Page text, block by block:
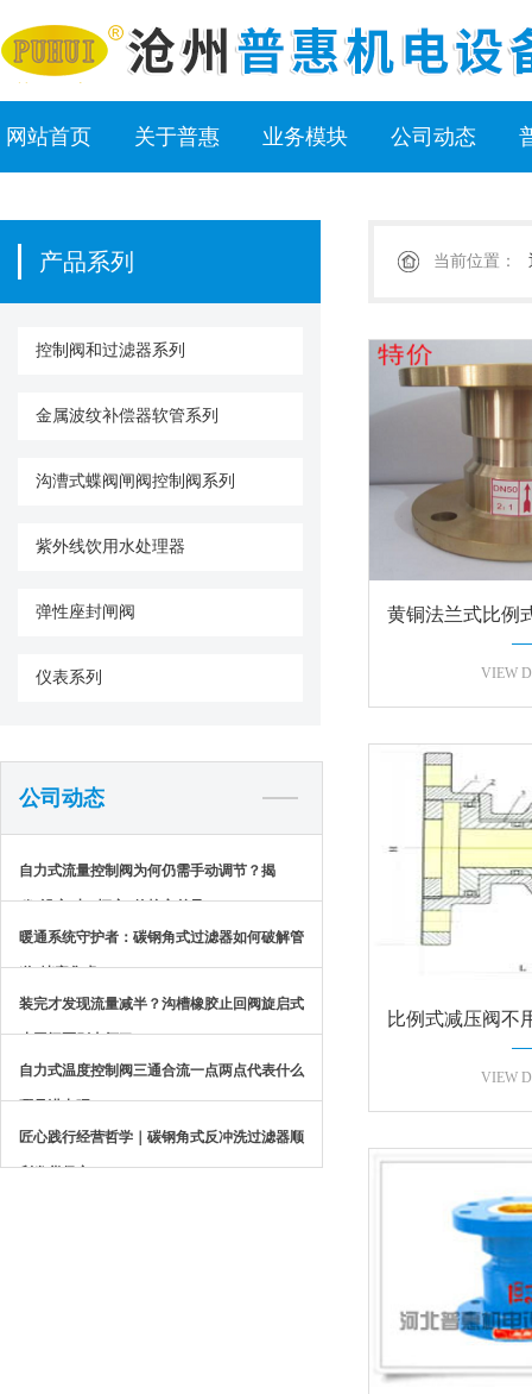
网站首页 关于普惠 业务模块 公司动态
产品系列
控制阀和过滤器系列
金属波纹补偿器软管系列
沟漕式蝶阀闸阀控制阀系列
紫外线饮用水处理器
弹性座封闸阀
仪表系列
公司动态
自力式流量控制阀为何仍需手动调节？揭
秘“设定”与“恒定”的核心差异
暖通系统守护者：碳钢角式过滤器如何破解管
道“堵塞焦虑”？
装完才发现流量减半？沟槽橡胶止回阀旋启式
止回阀区别太坏了
自力式温度控制阀三通合流一点两点代表什么
哪是进出呢？
匠心践行经营哲学｜碳钢角式反冲洗过滤器顺
利发货保定
当前位置：
黄铜法兰式比例
啥
VIEW
比例式减压阀不
人
VIEW